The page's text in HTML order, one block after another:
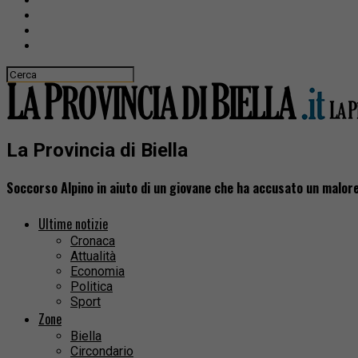
La Provincia di Biella
Soccorso Alpino in aiuto di un giovane che ha accusato un
Ultime notizie
Cronaca
Attualità
Economia
Politica
Sport
Zone
Biella
Circondario